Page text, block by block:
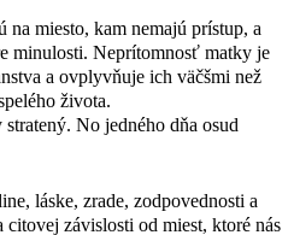
na miesto, kam nemajú prístup, a
minulosti. Neprítomnosť matky je
a ovplyvňuje ich väčšmi než
života.
No jedného dňa osud
láske, zrade, zodpovednosti a
citovej závislosti od miest, ktoré nás